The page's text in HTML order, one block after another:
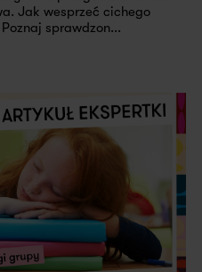
Jak wesprzeć cichego
sprawdzon...